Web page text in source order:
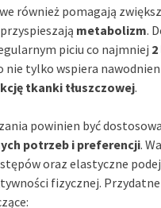
również pomagają
metabolizm.
piciu co najmniej
nie tylko wspiera
tkanki tłuszczowej.
powinien być
potrzeb i preferencji.
oraz elastyczne
fizycznej.